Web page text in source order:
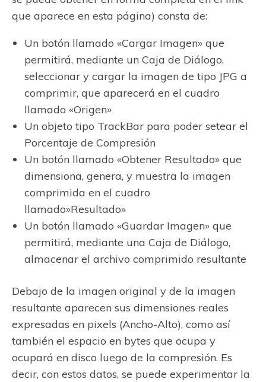
que aparece en esta página) consta de:
Un botón llamado «Cargar Imagen» que
permitirá, mediante un Caja de Diálogo,
seleccionar y cargar la imagen de tipo JPG a
comprimir, que aparecerá en el cuadro
llamado «Origen»
Un objeto tipo TrackBar para poder setear el
Porcentaje de Compresión
Un botón llamado «Obtener Resultado» que
dimensiona, genera, y muestra la imagen
comprimida en el cuadro
llamado»Resultado»
Un botón llamado «Guardar Imagen» que
permitirá, mediante una Caja de Diálogo,
almacenar el archivo comprimido resultante
Debajo de la imagen original y de la imagen
resultante aparecen sus dimensiones reales
expresadas en pixels (Ancho-Alto), como así
también el espacio en bytes que ocupa y
ocupará en disco luego de la compresión. Es
decir, con estos datos, se puede experimentar la